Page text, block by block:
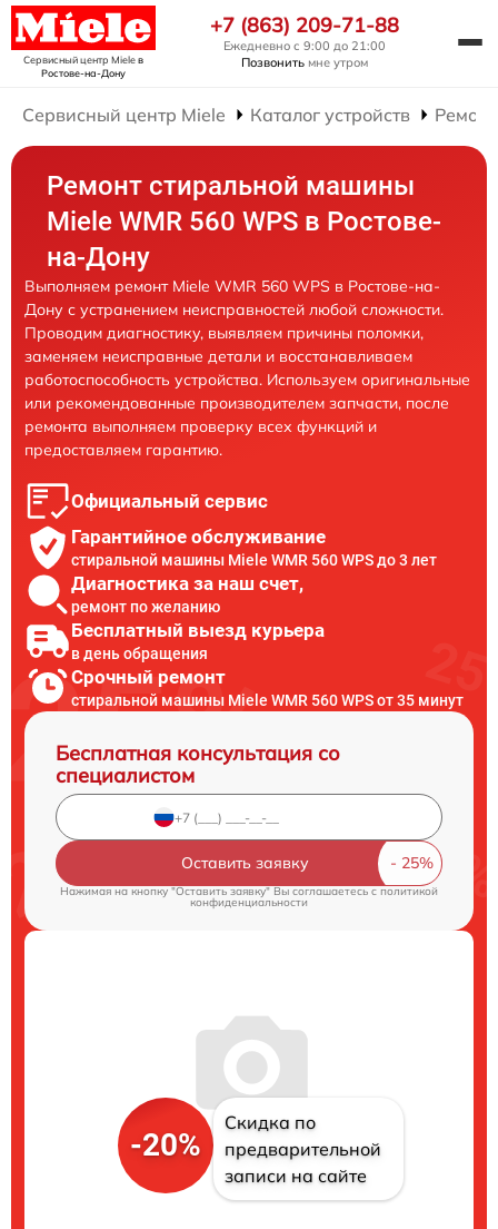
Сервисный центр Mieleв
Ростове-на-Дону
+7 (863) 209-71-88
Ежедневно с 9:00 до 21:00
Позвонить мне утром
Сервисный центр Miele Каталог устройств
Ремонт стиральной машины
Miele WMR 560 WPS в Ростове-
на-Дону
Выполняем ремонт Miele WMR 560 WPS в Ростове-на-
Дону с устранением неисправностей любой сложности.
Проводим диагностику, выявляем причины поломки,
заменяем неисправные детали и восстанавливаем
работоспособность устройства. Используем оригинальные
или рекомендованные производителем запчасти, после
ремонта выполняем проверку всех функций и
предоставляем гарантию.
Официальный сервис
Гарантийное обслуживание
стиральной машины Miele WMR 560 WPS до 3 лет
Диагностика за наш счет,
ремонт по желанию
Бесплатный выезд курьера
в день обращения
Срочный ремонт
стиральной машины Miele WMR 560 WPS от 35 минут
Бесплатная консультация со
специалистом
Оставить заявку
Нажимая на кнопку "Оставить заявку" Вы соглашаетесь cполитикой
конфиденциальности
-20%
Скидка по
предварительной
записи на сайте